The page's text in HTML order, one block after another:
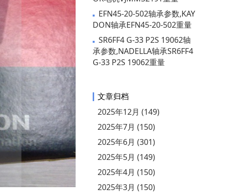
EFN45-20-502轴承参数,KAY
DON轴承EFN45-20-502重量
SR6FF4 G-33 P2S 19062轴
承参数,NADELLA轴承SR6FF4
G-33 P2S 19062重量
文章归档
2025年12月 (149)
2025年7月 (150)
2025年6月 (301)
2025年5月 (149)
2025年4月 (150)
2025年3月 (150)